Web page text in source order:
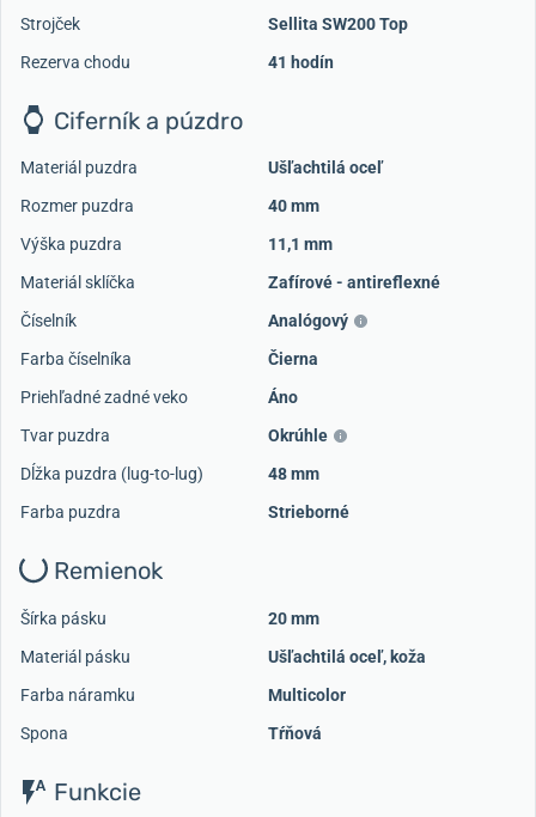
Strojček
Sellita SW200 Top
Rezerva chodu
41 hodín
Ciferník a púzdro
Materiál puzdra
Ušľachtilá oceľ
Rozmer puzdra
40 mm
Výška puzdra
11,1 mm
Materiál sklíčka
Zafírové - antireflexné
Číselník
Analógový
Farba číselníka
Čierna
Priehľadné zadné veko
Áno
Tvar puzdra
Okrúhle
Dĺžka puzdra (lug-to-lug)
48 mm
Farba puzdra
Strieborné
Remienok
Šírka pásku
20 mm
Materiál pásku
Ušľachtilá oceľ, koža
Farba náramku
Multicolor
Spona
Tŕňová
Funkcie